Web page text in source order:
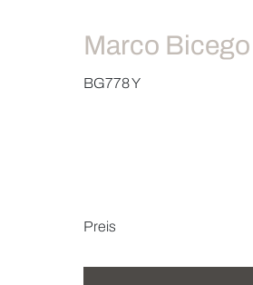
Marco
BG778 Y
Preis